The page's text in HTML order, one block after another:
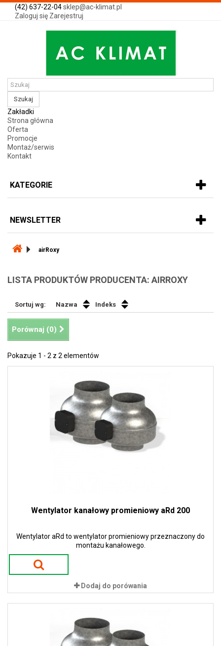
(42) 637-22-04sklep@ac-klimat.pl
Zaloguj się Zarejestruj
Szukaj
Zakładki
Strona główna
Oferta
Promocje
Montaż/serwis
Kontakt
KATEGORIE
NEWSLETTER
airRoxy
LISTA PRODUKTÓW PRODUCENTA: AIRROXY
Sortuj wg: Nazwa Indeks
Porównaj (0)
Pokazuje 1 - 2 z 2 elementów
Wentylator kanałowy promieniowy aRd 200
Wentylator aRd to wentylator promieniowy przeznaczony do
montażu kanałowego.
Dodaj do porówania